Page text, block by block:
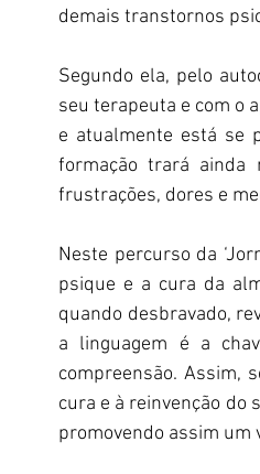
demais transtornos
Segundo ela, pelo
seu terapeuta e com o
e atualmente está se
formação trará ainda
frustrações, dores e
Neste percurso da
psique e a cura da
quando desbravado,
a linguagem é a
compreensão. Assim,
cura e à reinvenção do
promovendo assim um